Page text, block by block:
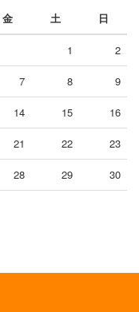
金 土 日
1 2
7 8 9
14 15 16
21 22 23
28 29 30